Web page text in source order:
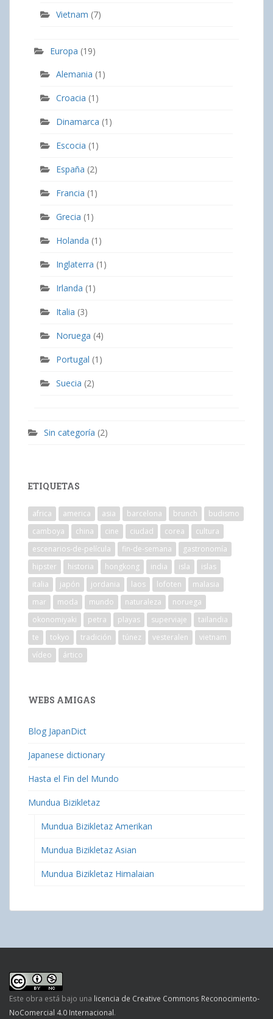
Vietnam (7)
Europa (19)
Alemania (1)
Croacia (1)
Dinamarca (1)
Escocia (1)
España (2)
Francia (1)
Grecia (1)
Holanda (1)
Inglaterra (1)
Irlanda (1)
Italia (3)
Noruega (4)
Portugal (1)
Suecia (2)
Sin categoría (2)
ETIQUETAS
africa america asia barcelona brunch
budismo
camboya
china cine ciudad corea
cultura
escenarios-de-película
fin-de-semana
gastronomía
hipster
historia hongkong india isla
islas
italia
japón jordania laos lofoten
malasia
mar
moda mundo naturaleza
noruega
okonomiyaki
petra playas superviaje
tailandia
te
tokyo tradición túnez vesteralen
vietnam
vídeo
ártico
WEBS AMIGAS
Blog JapanDict
Japanese dictionary
Hasta el Fin del Mundo
Mundua Bizikletaz
Mundua Bizikletaz Amerikan
Mundua Bizikletaz Asian
Mundua Bizikletaz Himalaian
Este obra está bajo una licencia de Creative Commons Reconocimiento-
NoComercial 4.0 Internacional.